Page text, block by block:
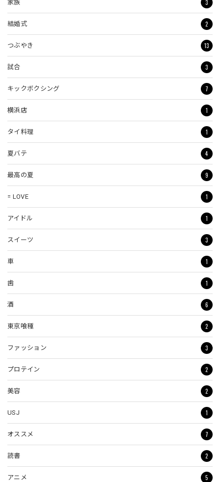
家族 3
結婚式 2
つぶやき 13
試合 3
キックボクシング 7
横浜店 1
タイ料理 1
夏バテ 4
最高の夏 9
= LOVE 1
アイドル 1
スイーツ 3
車 1
歯 1
酒 6
東京喰種 2
ファッション 3
プロテイン 2
美容 2
USJ 1
オススメ 7
読書 2
アニメ 5